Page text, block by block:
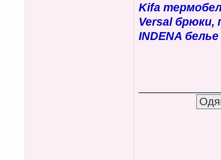
Kifa
Versal брюки,
INDENA белье